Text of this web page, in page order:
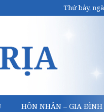
Thứ bảy,
HÔN NHÂN – GIA ĐÌNH